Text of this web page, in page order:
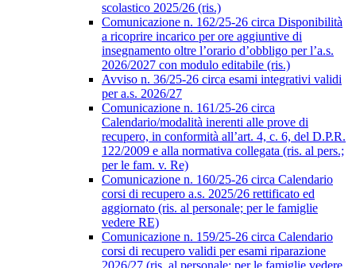
scolastico 2025/26 (ris.)
Comunicazione n. 162/25-26 circa Disponibilità
a ricoprire incarico per ore aggiuntive di
insegnamento oltre l’orario d’obbligo per l’a.s.
2026/2027 con modulo editabile (ris.)
Avviso n. 36/25-26 circa esami integrativi validi
per a.s. 2026/27
Comunicazione n. 161/25-26 circa
Calendario/modalità inerenti alle prove di
recupero, in conformità all’art. 4, c. 6, del D.P.R.
122/2009 e alla normativa collegata (ris. al pers.;
per le fam. v. Re)
Comunicazione n. 160/25-26 circa Calendario
corsi di recupero a.s. 2025/26 rettificato ed
aggiornato (ris. al personale; per le famiglie
vedere RE)
Comunicazione n. 159/25-26 circa Calendario
corsi di recupero validi per esami riparazione